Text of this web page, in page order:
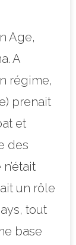
Age,
A
régime,
prenait
et
des
un rôle
tout
base